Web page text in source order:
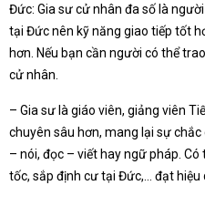
Đức: Gia sư cử nhân đa số là
tại Đức nên kỹ năng giao tiếp tốt
hơn. Nếu bạn cần người có thể
cử nhân.
– Gia sư là giáo viên, giảng viên
chuyên sâu hơn, mang lại sự
– nói, đọc – viết hay ngữ pháp.
tốc, sắp định cư tại Đức,… đạt hiệu